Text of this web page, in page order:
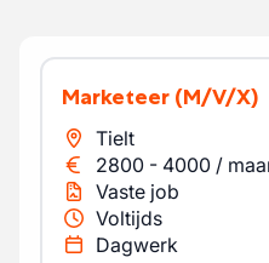
Marketeer (M/V/X)
Tielt
2800 - 4000 /
Vaste job
Voltijds
Dagwerk